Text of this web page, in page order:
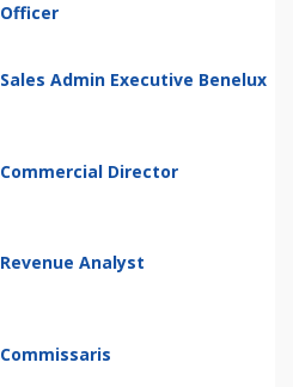
Officer
Sales Admin Executive Benelux
Commercial Director
Revenue Analyst
Commissaris